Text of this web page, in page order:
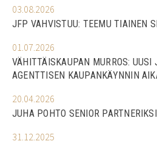
03.08.2026
JFP VAHVISTUU: TEEMU TIAINEN
01.07.2026
VÄHITTÄISKAUPAN MURROS:
AGENTTISEN KAUPANKÄYNNIN
20.04.2026
JUHA POHTO SENIOR PARTNERIKSI
31.12.2025